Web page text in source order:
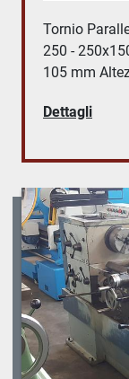
Tornio
250 -
105 mm
Dettagli